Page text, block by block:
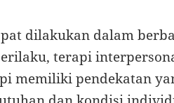
dilakukan dalam
terapi
memiliki pendekatan